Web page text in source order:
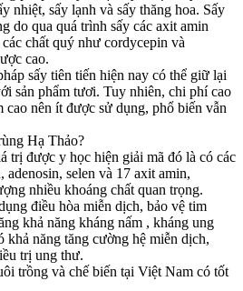
nhiệt, sấy lạnh và sấy thăng hoa. Sấy
do qua quá trình sấy các axit amin
chất quý như cordycepin và
cao.
sấy tiên tiến hiện nay có thể giữ lại
sản phẩm tươi. Tuy nhiên, chi phí cao
cao nên ít được sử dụng, phổ biến vẫn
Hạ Thảo?
trị được y học hiện giải mã đó là có các
selen và 17 axit amin,
nhiều khoáng chất quan trọng.
điều hòa miễn dịch, bảo vệ tim
khả năng kháng nấm , kháng ung
khả năng tăng cường hệ miễn dịch,
trị ung thư.
trồng và chế biến tại Việt Nam có tốt